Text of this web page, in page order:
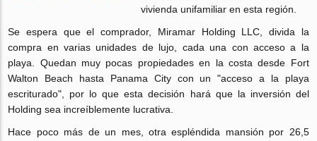
vivienda unifamiliar en esta región.
Se espera que el comprador, Miramar Holding LLC, divida la
compra en varias unidades de lujo, cada una con acceso a la
playa. Quedan muy pocas propiedades en la costa desde Fort
Walton Beach hasta Panama City con un "acceso a la playa
escriturado", por lo que esta decisión hará que la inversión del
Holding sea increíblemente lucrativa.
Hace poco más de un mes, otra espléndida mansión por 26,5